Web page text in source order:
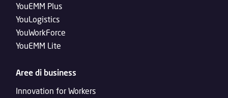
YouEMM Plus
YouLogistics
YouWorkForce
YouEMM Lite
Aree di business
Innovation for Workers